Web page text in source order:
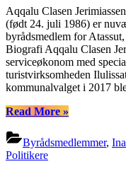
Aqqalu Clasen
(født 24. juli 1986) er
byrådsmedlem for
Biografi Aqqalu Clasen
serviceøkonom med
turistvirksomheden
kommunalvalget i 2017
Read More“Aqqalu
Jerimiassen”
»
Byrådsmedlemmer,
Politikere